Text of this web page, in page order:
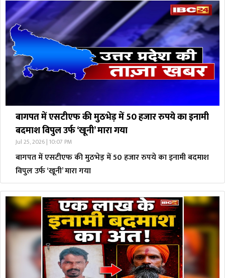
बागपत में एसटीएफ की मुठभेड़ में 50 हजार रुपये का इनामी
बदमाश विपुल उर्फ ‘खूनी’ मारा गया
Jul 25, 2026 | 10:07 PM
बागपत में एसटीएफ की मुठभेड़ में 50 हजार रुपये का इनामी बदमाश
विपुल उर्फ ‘खूनी’ मारा गया